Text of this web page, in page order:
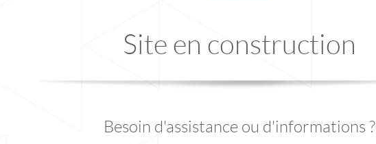
Site en construction
Besoin d'assistance ou d'informations ?